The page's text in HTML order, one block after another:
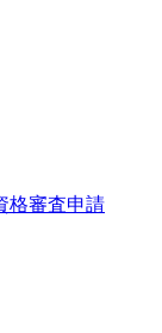
格審査申請